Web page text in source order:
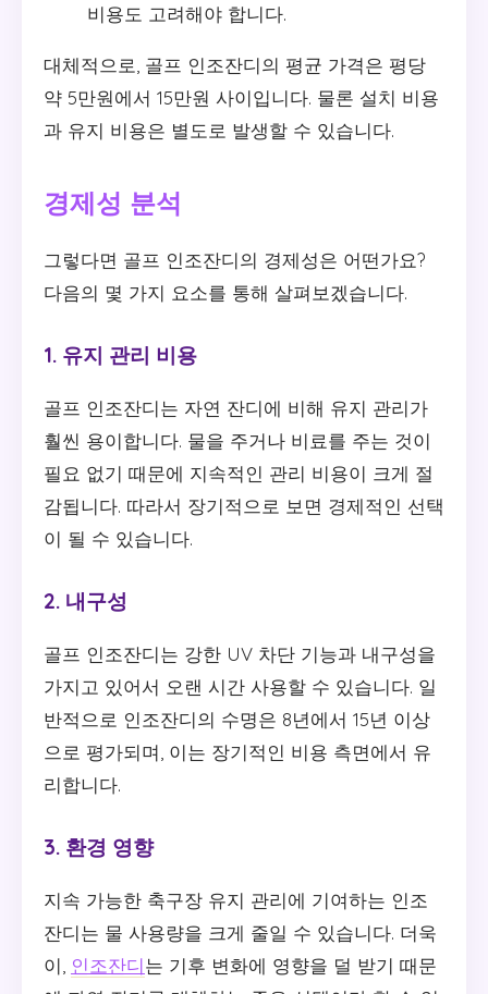
비용도 고려해야 합니다.
대체적으로, 골프 인조잔디의 평균 가격은 평당
약 5만원에서 15만원 사이입니다. 물론 설치 비용
과 유지 비용은 별도로 발생할 수 있습니다.
경제성 분석
그렇다면 골프 인조잔디의 경제성은 어떤가요?
다음의 몇 가지 요소를 통해 살펴보겠습니다.
1. 유지 관리 비용
골프 인조잔디는 자연 잔디에 비해 유지 관리가
훨씬 용이합니다. 물을 주거나 비료를 주는 것이
필요 없기 때문에 지속적인 관리 비용이 크게 절
감됩니다. 따라서 장기적으로 보면 경제적인 선택
이 될 수 있습니다.
2. 내구성
골프 인조잔디는 강한 UV 차단 기능과 내구성을
가지고 있어서 오랜 시간 사용할 수 있습니다. 일
반적으로 인조잔디의 수명은 8년에서 15년 이상
으로 평가되며, 이는 장기적인 비용 측면에서 유
리합니다.
3. 환경 영향
지속 가능한 축구장 유지 관리에 기여하는 인조
잔디는 물 사용량을 크게 줄일 수 있습니다. 더욱
이, 인조잔디는 기후 변화에 영향을 덜 받기 때문